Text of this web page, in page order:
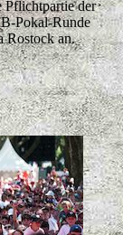
Pflichtpartie der
Pokal-Runde
Rostock an.